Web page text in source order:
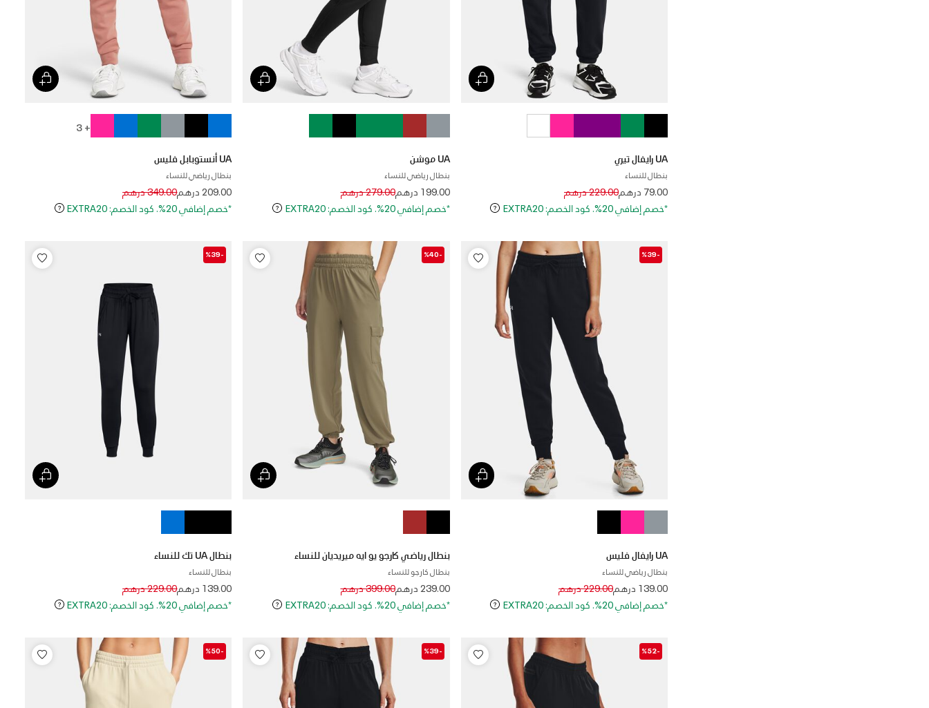
UA رايفال تيري
بنطال للنساء
79.00 درهم Price reduced from
229.00 درهمto
*خصم إضافي 20%. كود الخصم: EXTRA20
UA موشن
بنطال رياضي للنساء
199.00 درهم Price reduced from
279.00 درهمto
*خصم إضافي 20%. كود الخصم: EXTRA20
+ 3
UA أنستوبابل فليس
بنطال رياضي للنساء
209.00 درهم Price reduced from
349.00 درهمto
*خصم إضافي 20%. كود الخصم: EXTRA20
-%39
UA رايفال فليس
بنطال رياضي للنساء
139.00 درهم Price reduced from
229.00 درهمto
*خصم إضافي 20%. كود الخصم: EXTRA20
-%40
بنطال رياضي كارجو يو ايه ميريديان للنساء
بنطال كارجو للنساء
239.00 درهم Price reduced from
399.00 درهمto
*خصم إضافي 20%. كود الخصم: EXTRA20
-%39
بنطال UA تك للنساء
بنطال للنساء
139.00 درهم Price reduced from
229.00 درهمto
*خصم إضافي 20%. كود الخصم: EXTRA20
-%52
-%39
-%50